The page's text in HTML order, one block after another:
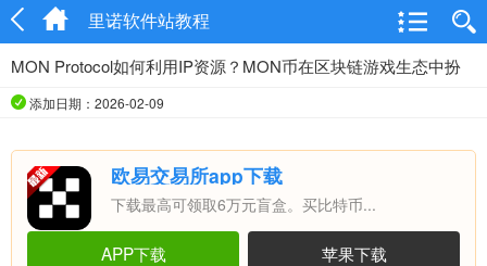
里诺软件站教程
MON Protocol如何利用IP资源？MON币在区块链游戏生态中扮
添加日期：2026-02-09
欧易交易所app下载
下载最高可领取6万元盲盒。买比特币...
APP下载 苹果下载